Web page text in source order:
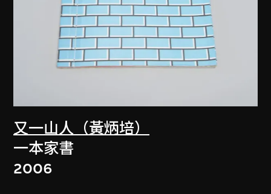
又一山人（黃炳培）
一本家書
2006